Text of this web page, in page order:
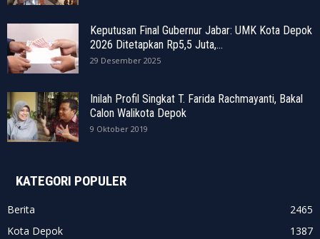
Keputusan Final Gubernur Jabar: UMK Kota Depok
2026 Ditetapkan Rp5,5 Juta,...
29 Desember 2025
Inilah Profil Singkat T. Farida Rachmayanti, Bakal
Calon Walikota Depok
9 Oktober 2019
KATEGORI POPULER
Berita
2465
Kota Depok
1387